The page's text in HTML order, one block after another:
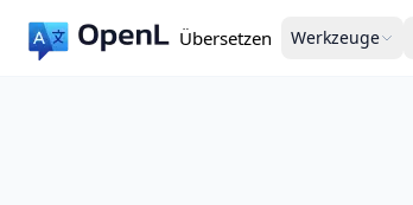
Übersetzen Werkzeuge